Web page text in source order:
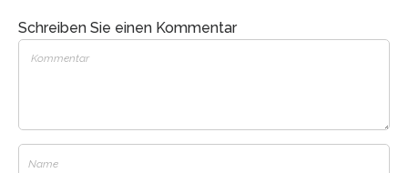
Schreiben Sie einen Kommentar